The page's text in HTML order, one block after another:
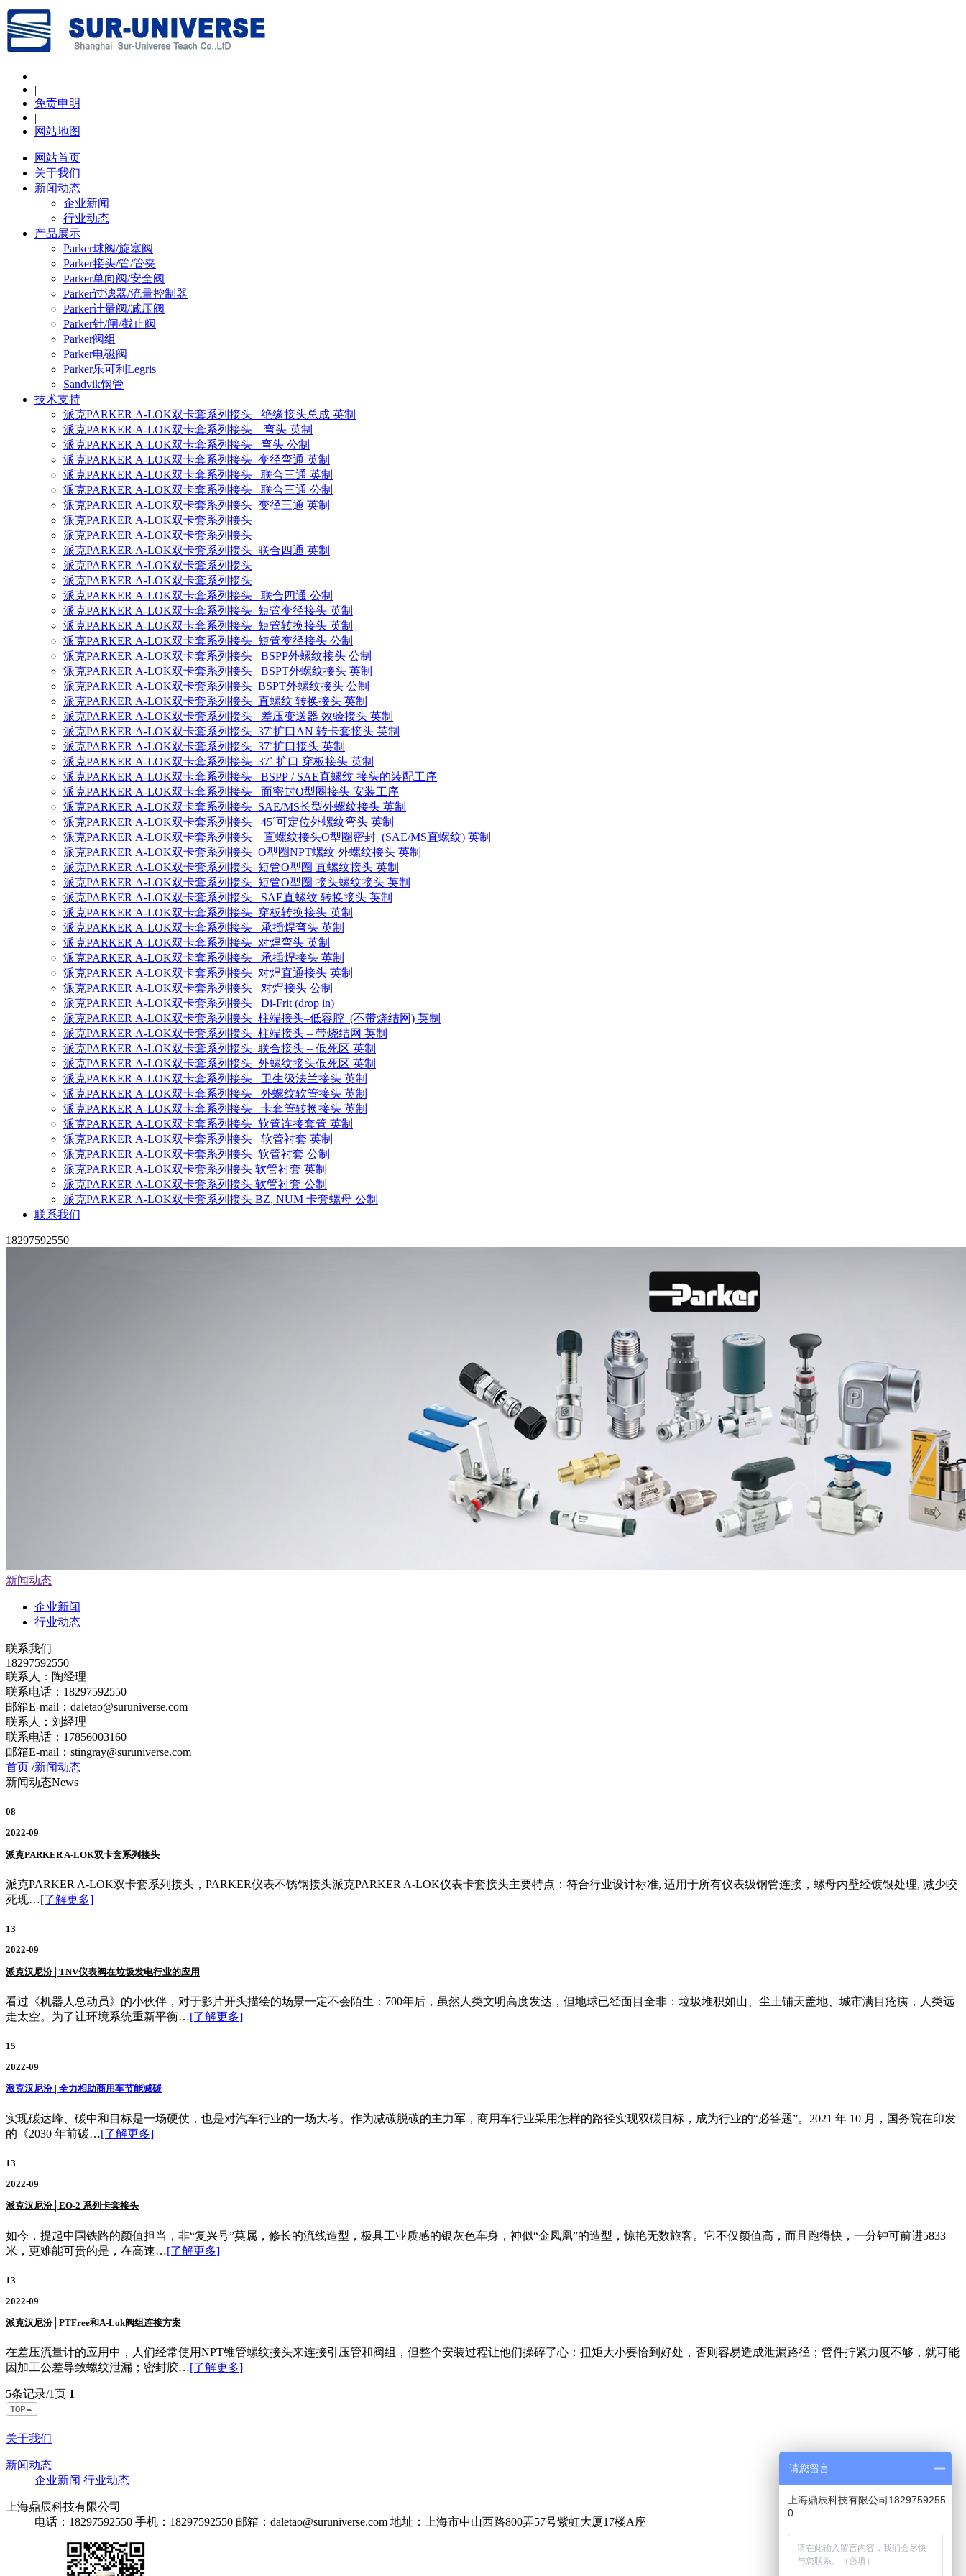
|
免责申明
|
网站地图
网站首页
关于我们
新闻动态
企业新闻
行业动态
产品展示
Parker球阀/旋塞阀
Parker接头/管/管夹
Parker单向阀/安全阀
Parker过滤器/流量控制器
Parker计量阀/减压阀
Parker针/闸/截止阀
Parker阀组
Parker电磁阀
Parker乐可利Legris
Sandvik钢管
技术支持
派克PARKER A-LOK双卡套系列接头 绝缘接头总成 英制
派克PARKER A-LOK双卡套系列接头 弯头 英制
派克PARKER A-LOK双卡套系列接头 弯头 公制
派克PARKER A-LOK双卡套系列接头 变径弯通 英制
派克PARKER A-LOK双卡套系列接头 联合三通 英制
派克PARKER A-LOK双卡套系列接头 联合三通 公制
派克PARKER A-LOK双卡套系列接头 变径三通 英制
派克PARKER A-LOK双卡套系列接头
派克PARKER A-LOK双卡套系列接头
派克PARKER A-LOK双卡套系列接头 联合四通 英制
派克PARKER A-LOK双卡套系列接头
派克PARKER A-LOK双卡套系列接头
派克PARKER A-LOK双卡套系列接头 联合四通 公制
派克PARKER A-LOK双卡套系列接头 短管变径接头 英制
派克PARKER A-LOK双卡套系列接头 短管转换接头 英制
派克PARKER A-LOK双卡套系列接头 短管变径接头 公制
派克PARKER A-LOK双卡套系列接头 BSPP外螺纹接头 公制
派克PARKER A-LOK双卡套系列接头 BSPT外螺纹接头 英制
派克PARKER A-LOK双卡套系列接头 BSPT外螺纹接头 公制
派克PARKER A-LOK双卡套系列接头 直螺纹 转换接头 英制
派克PARKER A-LOK双卡套系列接头 差压变送器 效验接头 英制
派克PARKER A-LOK双卡套系列接头 37˚扩口AN 转卡套接头 英制
派克PARKER A-LOK双卡套系列接头 37˚扩口接头 英制
派克PARKER A-LOK双卡套系列接头 37˚ 扩口 穿板接头 英制
派克PARKER A-LOK双卡套系列接头 BSPP / SAE直螺纹 接头的装配工序
派克PARKER A-LOK双卡套系列接头 面密封O型圈接头 安装工序
派克PARKER A-LOK双卡套系列接头 SAE/MS长型外螺纹接头 英制
派克PARKER A-LOK双卡套系列接头 45˚可定位外螺纹弯头 英制
派克PARKER A-LOK双卡套系列接头 直螺纹接头O型圈密封 (SAE/MS直螺纹) 英制
派克PARKER A-LOK双卡套系列接头 O型圈NPT螺纹 外螺纹接头 英制
派克PARKER A-LOK双卡套系列接头 短管O型圈 直螺纹接头 英制
派克PARKER A-LOK双卡套系列接头 短管O型圈 接头螺纹接头 英制
派克PARKER A-LOK双卡套系列接头 SAE直螺纹 转换接头 英制
派克PARKER A-LOK双卡套系列接头 穿板转换接头 英制
派克PARKER A-LOK双卡套系列接头 承插焊弯头 英制
派克PARKER A-LOK双卡套系列接头 对焊弯头 英制
派克PARKER A-LOK双卡套系列接头 承插焊接头 英制
派克PARKER A-LOK双卡套系列接头 对焊直通接头 英制
派克PARKER A-LOK双卡套系列接头 对焊接头 公制
派克PARKER A-LOK双卡套系列接头 Di-Frit (drop in)
派克PARKER A-LOK双卡套系列接头 柱端接头–低容腔 (不带烧结网) 英制
派克PARKER A-LOK双卡套系列接头 柱端接头 – 带烧结网 英制
派克PARKER A-LOK双卡套系列接头 联合接头 – 低死区 英制
派克PARKER A-LOK双卡套系列接头 外螺纹接头低死区 英制
派克PARKER A-LOK双卡套系列接头 卫生级法兰接头 英制
派克PARKER A-LOK双卡套系列接头 外螺纹软管接头 英制
派克PARKER A-LOK双卡套系列接头 卡套管转换接头 英制
派克PARKER A-LOK双卡套系列接头 软管连接套管 英制
派克PARKER A-LOK双卡套系列接头 软管衬套 英制
派克PARKER A-LOK双卡套系列接头 软管衬套 公制
派克PARKER A-LOK双卡套系列接头 软管衬套 英制
派克PARKER A-LOK双卡套系列接头 软管衬套 公制
派克PARKER A-LOK双卡套系列接头 BZ, NUM 卡套螺母 公制
联系我们
18297592550
新闻动态
企业新闻
行业动态
联系我们
18297592550
联系人：陶经理
联系电话：18297592550
邮箱E-mail：daletao@suruniverse.com
联系人：刘经理
联系电话：17856003160
邮箱E-mail：stingray@suruniverse.com
首页 /新闻动态
新闻动态News
08
2022-09
派克PARKER A-LOK双卡套系列接头
派克PARKER A-LOK双卡套系列接头，PARKER仪表不锈钢接头派克PARKER A-LOK仪表卡套接头主要特点：符合行业设计标准, 适用于所有仪表级钢管连接，螺母内壁经镀银处理, 减少咬
死现…[了解更多]
13
2022-09
派克汉尼汾│TNV仪表阀在垃圾发电行业的应用
看过《机器人总动员》的小伙伴，对于影片开头描绘的场景一定不会陌生：700年后，虽然人类文明高度发达，但地球已经面目全非：垃圾堆积如山、尘土铺天盖地、城市满目疮痍，人类远
走太空。为了让环境系统重新平衡…[了解更多]
15
2022-09
派克汉尼汾 | 全力相助商用车节能减碳
实现碳达峰、碳中和目标是一场硬仗，也是对汽车行业的一场大考。作为减碳脱碳的主力军，商用车行业采用怎样的路径实现双碳目标，成为行业的“必答题”。2021 年 10 月，国务院在印发
的《2030 年前碳…[了解更多]
13
2022-09
派克汉尼汾│EO-2 系列卡套接头
如今，提起中国铁路的颜值担当，非“复兴号”莫属，修长的流线造型，极具工业质感的银灰色车身，神似“金凤凰”的造型，惊艳无数旅客。它不仅颜值高，而且跑得快，一分钟可前进5833
米，更难能可贵的是，在高速…[了解更多]
13
2022-09
派克汉尼汾│PTFree和A-Lok阀组连接方案
在差压流量计的应用中，人们经常使用NPT锥管螺纹接头来连接引压管和阀组，但整个安装过程让他们操碎了心：扭矩大小要恰到好处，否则容易造成泄漏路径；管件拧紧力度不够，就可能
因加工公差导致螺纹泄漏；密封胶…[了解更多]
5条记录/1页 1
关于我们
新闻动态
企业新闻 行业动态
上海鼎辰科技有限公司
电话：18297592550 手机：18297592550 邮箱：daletao@suruniverse.com 地址：上海市中山西路800弄57号紫虹大厦17楼A座
请您留言
上海鼎辰科技有限公司1829759255
0